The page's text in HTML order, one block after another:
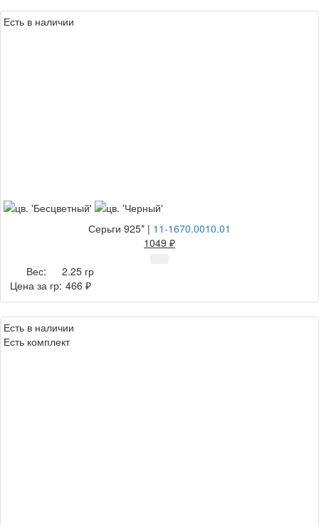
Есть в наличии
Серьги 925* | 11-1670.0010.01
1049 ₽
Вес:
2.25 гр
Цена за гр: 466 ₽
Есть в наличии
Есть комплект